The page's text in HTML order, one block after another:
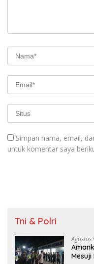
Simpan nama, email,
untuk komentar saya
Tni & Polri
Agustus